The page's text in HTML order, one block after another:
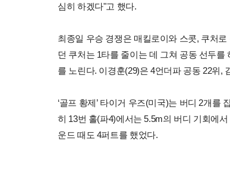
심히 하겠다"고 했다.
최종일 우승 경쟁은 매킬로이와 스콧, 쿠처
던 쿠처는 1타를 줄이는 데 그쳐 공동 선두
를 노린다. 이경훈(29)은 4언더파 공동 22위,
‘골프 황제’ 타이거 우즈(미국)는 버디 2개를
히 13번 홀(파4)에서는 5.5m의 버디 기회에
운드 때도 4퍼트를 했었다.